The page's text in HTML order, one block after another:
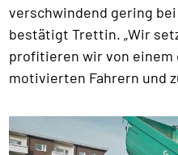
verschwindend gering
bestätigt Trettin. „Wir
profitieren wir von einem
motivierten Fahrern und